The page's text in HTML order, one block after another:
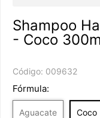
Shampoo
- Coco
Código: 009632
Fórmula:
Aguacate Coco